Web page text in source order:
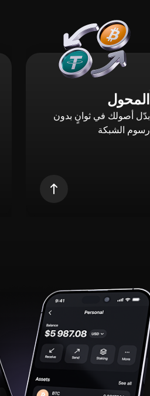
المحول
بدّل أصولك في ثوانٍ بدون
رسوم الشبكة